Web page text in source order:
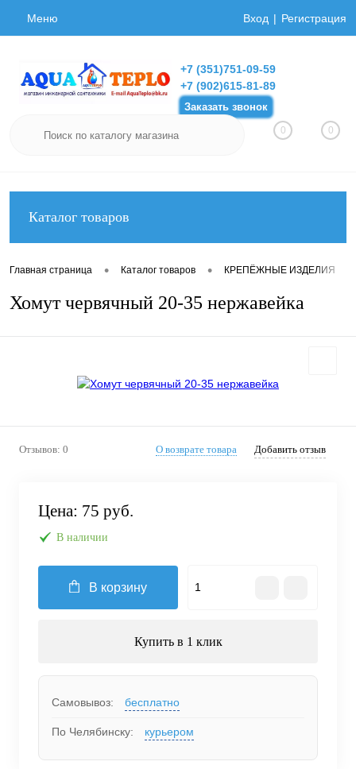
Меню Вход Регистрация
+7 (351)751-09-59
+7 (902)615-81-89
Заказать звонок
0 0
Каталог товаров
Главная страница • Каталог товаров • КРЕПЁЖНЫЕ ИЗДЕЛИЯ
Хомут червячный 20-35 нержавейка
Отзывов: 0 О возврате товара Добавить отзыв
Цена: 75 руб.
В наличии
В корзину
Купить в 1 клик
Самовывоз: бесплатно
По Челябинску: курьером